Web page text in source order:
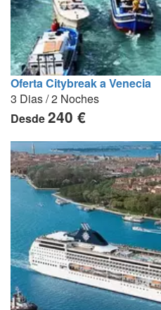
Oferta Citybreak a Venecia
3 Dias / 2 Noches
Desde240 €